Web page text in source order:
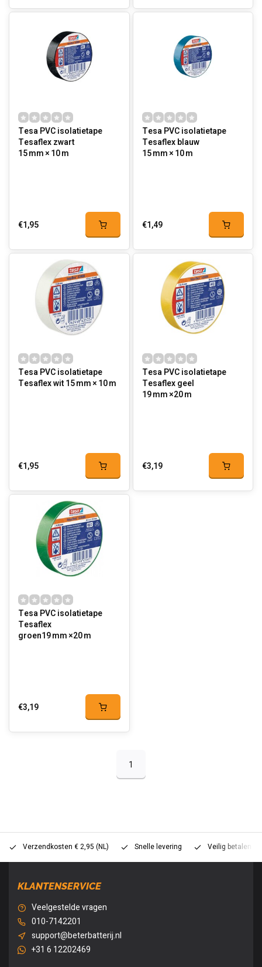
Tesa PVC isolatietape
Tesaflex zwart
15 mm × 10 m
€1,95
Tesa PVC isolatietape
Tesaflex blauw
15 mm × 10 m
€1,49
Tesa PVC isolatietape
Tesaflex wit 15 mm × 10 m
€1,95
Tesa PVC isolatietape
Tesaflex geel
19 mm ×20 m
€3,19
Tesa PVC isolatietape
Tesaflex
groen19 mm ×20 m
€3,19
1
Verzendkosten € 2,95 (NL) Snelle levering Veilig betalen
KLANTENSERVICE
Veelgestelde vragen
010-7142201
support@beterbatterij.nl
+31 6 12202469